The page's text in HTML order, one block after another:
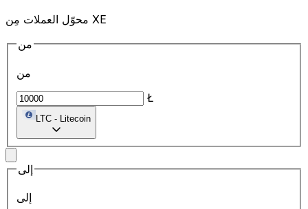
محوّل العملات مِن XE
من
من
Ł
LTC - Litecoin
إلى
إلى